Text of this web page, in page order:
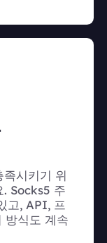
시키기 위
. Socks5 주
고, API, 프
방식도 계속